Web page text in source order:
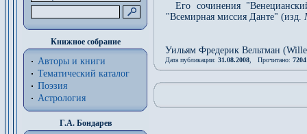
Книжное собрание
Авторы и книги
Тематический каталог
Поэзия
Астрология
Г.А. Бондарев
Его сочинения
"Всемирная миссия Данте" (изд.
Уильям Фредерик Вельтман
Дата публикации: 31.08.2008, Прочитано: 7204